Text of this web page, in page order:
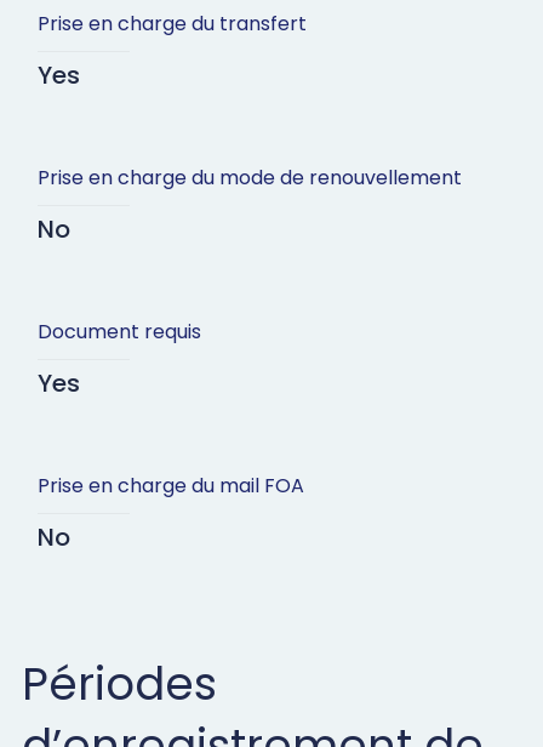
Prise en charge du transfert
Yes
Prise en charge du mode de renouvellement
No
Document requis
Yes
Prise en charge du mail FOA
No
Périodes